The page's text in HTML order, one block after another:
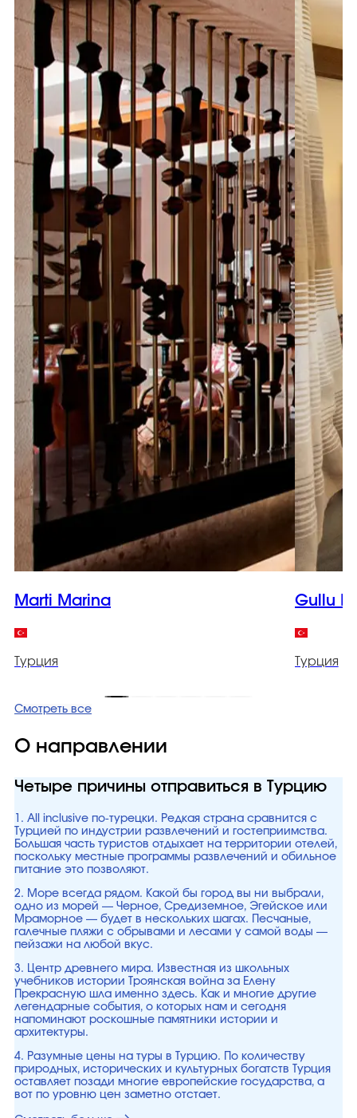
Marti Marina
Турция
Gullu
Турция
Смотреть все
О направлении
Четыре причины отправиться в Турцию
1. All inclusive по-турецки. Редкая страна сравнится с
Турцией по индустрии развлечений и гостеприимства.
Большая часть туристов отдыхает на территории отелей,
поскольку местные программы развлечений и обильное
питание это позволяют.
2. Море всегда рядом. Какой бы город вы ни выбрали,
одно из морей — Черное, Средиземное, Эгейское или
Мраморное — будет в нескольких шагах. Песчаные,
галечные пляжи с обрывами и лесами у самой воды —
пейзажи на любой вкус.
3. Центр древнего мира. Известная из школьных
учебников истории Троянская война за Елену
Прекрасную шла именно здесь. Как и многие другие
легендарные события, о которых нам и сегодня
напоминают роскошные памятники истории и
архитектуры.
4. Разумные цены на туры в Турцию. По количеству
природных, исторических и культурных богатств Турция
оставляет позади многие европейские государства, а
вот по уровню цен заметно отстает.